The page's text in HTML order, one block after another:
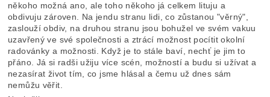
někoho možná ano, ale toho někoho já celkem lituju a
obdivuju zároven. Na jendu stranu lidi, co zůstanou "věrný",
zaslouží obdiv, na druhou stranu jsou bohužel ve svém vakuu
uzavřený ve své společnosti a ztrácí možnost pocítit okolní
radovánky a možnosti. Když je to stále baví, nechť je jim to
přáno. Já si radši užiju více scén, možností a budu si užívat a
nezasírat život tím, co jsme hlásal a čemu už dnes sám
nemůžu věřit.